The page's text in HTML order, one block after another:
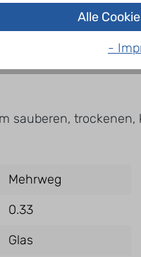
sauberen,
Mehrweg
0.33
Glas
Alle
-